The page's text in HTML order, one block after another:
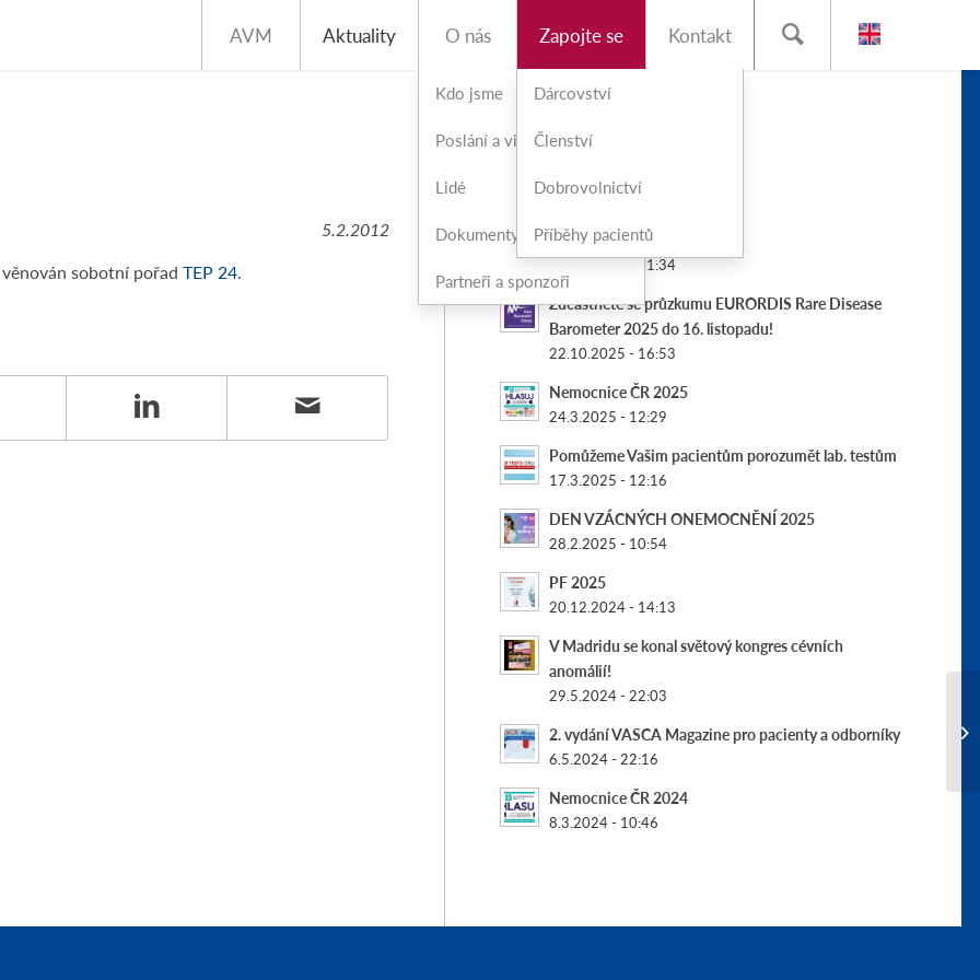
AVM Aktuality O nás
Kdo jsme
Poslání a vize
Lidé
Dokumenty
Partneři a sponzoři
Zapojte se
Dárcovství
Členství
Dobrovolnictví
Příběhy pacientů
Kontakt
5.2.2012
sobotní pořad TEP 24.
POSLEDNÍ PŘÍSPĚVKY
Nemocnice ČR 2026
PF 2026
18.12.2025 - 21:34
Zúčastněte se průzkumu EURORDIS Rare Disease
Barometer 2025 do 16. listopadu!
22.10.2025 - 16:53
Nemocnice ČR 2025
24.3.2025 - 12:29
Pomůžeme Vašim pacientům porozumět lab. testům
17.3.2025 - 12:16
DEN VZÁCNÝCH ONEMOCNĚNÍ 2025
28.2.2025 - 10:54
PF 2025
20.12.2024 - 14:13
V Madridu se konal světový kongres cévních
anomálií!
29.5.2024 - 22:03
2. vydání VASCA Magazine pro pacienty a odborníky
6.5.2024 - 22:16
Nemocnice ČR 2024
8.3.2024 - 10:46